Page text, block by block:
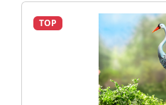
TOP